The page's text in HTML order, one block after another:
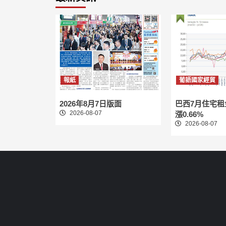
報紙
2026年8月7日版面
2026-08-07
葡語國家經貿
巴西7月住宅
漲0.66%
2026-08-07